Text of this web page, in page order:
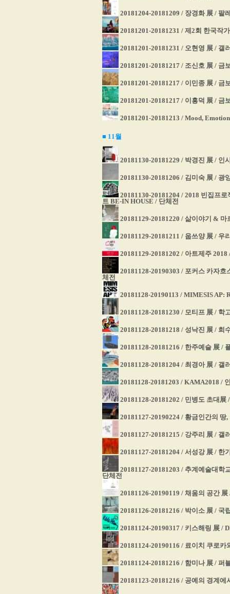
20181204-20181209 / 장경화 展 / 팔
20181201-20181231 / 제2회 한국작
20181201-20181231 / 오현영 展 / 갤
20181201-20181217 / 조신호 展 / 금
20181201-20181217 / 이민종 展 / 금
20181201-20181217 / 이흥덕 展 / 금
20181201-20181213 / Mood,
■ 11월
20181130-20181229 / 박경진 展 / 인
20181130-20181206 / 김미숙 展 / 광
20181130-20181204 / 2018 빈집프
트 BE-IN HOUSE / 단체전
20181129-20181220 / 삶이야기 &
20181129-20181211 / 웁쓰양 展 / 우
20181129-20181202 / 아트제주
20181128-20190303 / 포커스 카자
체전
20181128-20190113 / MIMESIS
20181128-20181230 / 모티프 展 / 학
20181128-20181218 / 성낙진 展 / 희
20181128-20181216 / 한주예슬 展 /
20181128-20181204 / 최경아 展 / 갤
20181128-20181203 / KAMA2018 /
20181128-20181202 / 민병도 초대展
20181127-20190224 / 황금인간의
20181127-20181215 / 강주리 展 / 갤
20181127-20181204 / 서성강 展 / 한
20181127-20181203 / 추계예술대학
단체전
20181126-20190119 / 채움의 공간
20181126-20181216 / 박이소 展 / 국
20181124-20190317 / 키스해링 展 /
20181124-20190116 / 료이치 쿠로
20181124-20181216 / 함미나 展 / 퍼
20181123-20181216 / 공예의 경계